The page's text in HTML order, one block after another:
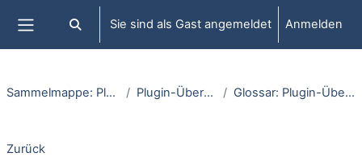
Website-Übersicht
Sucheingabe umschalten
Sie sind als Gast angemeldet Anmelden
Sammelmappe: Plugins Plugin-Übersicht Glossar: Plugin-Übersicht
Zurück